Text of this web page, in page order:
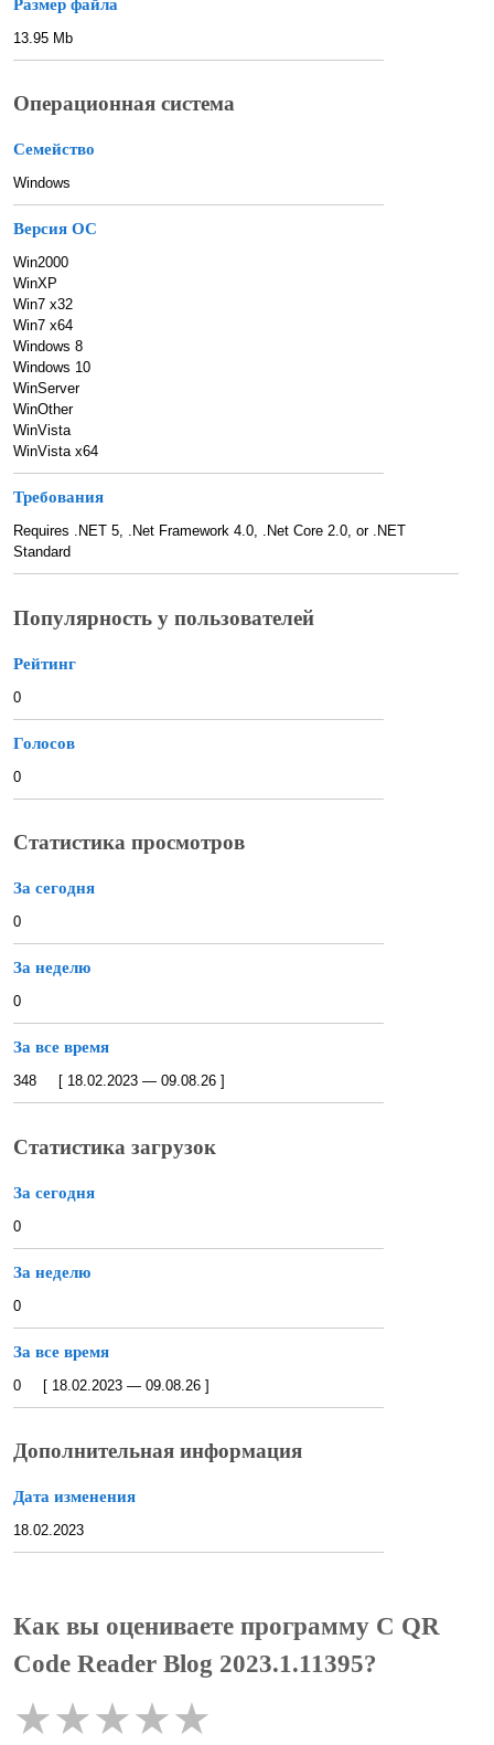
Размер файла
13.95 Mb
Операционная система
Семейство
Windows
Версия ОС
Win2000
WinXP
Win7 x32
Win7 x64
Windows 8
Windows 10
WinServer
WinOther
WinVista
WinVista x64
Требования
Requires .NET 5, .Net Framework 4.0, .Net Core 2.0, or .NET
Standard
Популярность у пользователей
Рейтинг
0
Голосов
0
Статистика просмотров
За сегодня
0
За неделю
0
За все время
348 [ 18.02.2023 — 09.08.26 ]
Статистика загрузок
За сегодня
0
За неделю
0
За все время
0 [ 18.02.2023 — 09.08.26 ]
Дополнительная информация
Дата изменения
18.02.2023
Как вы оцениваете программу C QR
Code Reader Blog 2023.1.11395?
★★★★★